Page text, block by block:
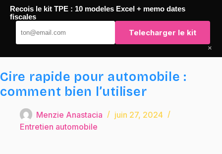
Passer
contenu
TaqTaq
Cire rapide pour automobile :
comment bien l’utiliser
Menzie Anastacia
juin 27, 2024
Entretien automobile
Recois le kit TPE : 10 modeles Excel + memo dates
fiscales
Telecharger le kit
×